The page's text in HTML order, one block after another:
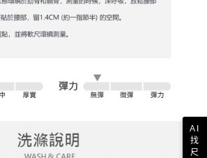
宜，請瀏覽以下網址：
付」時，將依據個別帳號之用戶狀況，依本公司即
度；若仍有額度不足之情形，本公司將視審查結果
有權停止該用戶之使用額度並採取法律行動。
AI
找
尺